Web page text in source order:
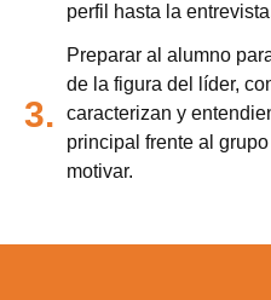
perfil hasta la
3.
Preparar al alumno
de la figura del líder,
caracterizan y
principal frente al
motivar.